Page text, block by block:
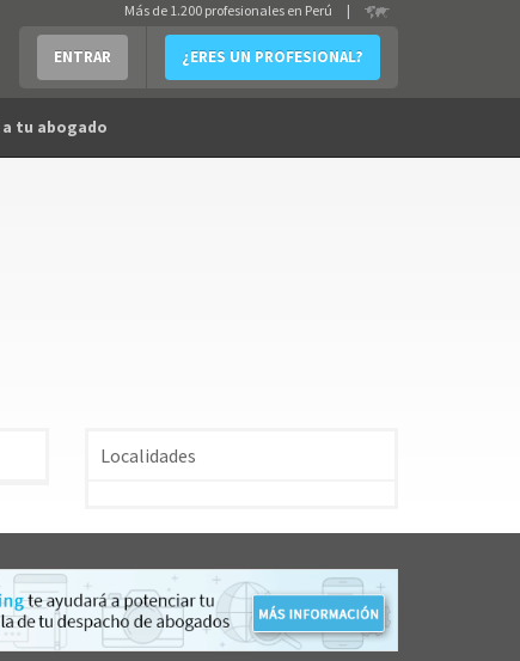
ENTRAR ¿ERES UN PROFESIONAL?
Más de 1.200 profesionales en Perú |
a tu abogado
Localidades